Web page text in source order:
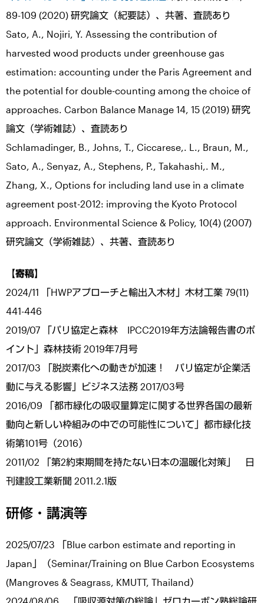
89-109 (2020) 研究論文（紀要誌）、共著、査読あり
Sato, A., Nojiri, Y. Assessing the contribution of
harvested wood products under greenhouse gas
estimation: accounting under the Paris Agreement and
the potential for double-counting among the choice of
approaches. Carbon Balance Manage 14, 15 (2019) 研究
論文（学術雑誌）、査読あり
Schlamadinger, B., Johns, T., Ciccarese,. L., Braun, M.,
Sato, A., Senyaz, A., Stephens, P., Takahashi,. M.,
Zhang, X., Options for including land use in a climate
agreement post-2012: improving the Kyoto Protocol
approach. Environmental Science & Policy, 10(4) (2007)
研究論文（学術雑誌）、共著、査読あり
【寄稿】
2024/11 「HWPアプローチと輸出入木材」木材工業 79(11)
441-446
2019/07 「パリ協定と森林 IPCC2019年方法論報告書のポ
イント」森林技術 2019年7月号
2017/03 「脱炭素化への動きが加速！ パリ協定が企業活
動に与える影響」ビジネス法務 2017/03号
2016/09 「都市緑化の吸収量算定に関する世界各国の最新
動向と新しい枠組みの中での可能性について」都市緑化技
術第101号（2016）
2011/02 「第2約束期間を持たない日本の温暖化対策」 日
刊建設工業新聞 2011.2.1版
研修・講演等
2025/07/23 「Blue carbon estimate and reporting in
Japan」（Seminar/Training on Blue Carbon Ecosystems
(Mangroves & Seagrass, KMUTT, Thailand）